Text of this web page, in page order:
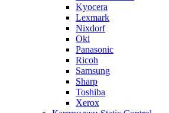
Kyocera
Lexmark
Nixdorf
Oki
Panasonic
Ricoh
Samsung
Sharp
Toshiba
Xerox